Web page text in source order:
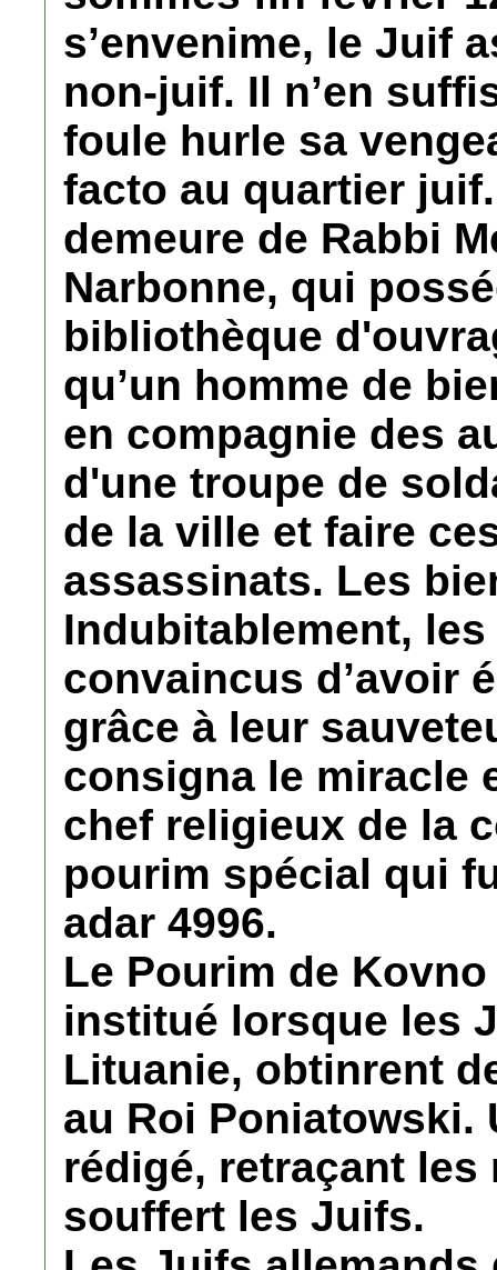
s’envenime, le Juif
non-juif. Il n’en
foule hurle sa
facto au quartier
demeure de Rabbi
Narbonne, qui
bibliothèque
qu’un homme de
en compagnie des
d'une troupe de
de la ville et faire
assassinats. Les
Indubitablement,
convaincus d’avoir
grâce à leur
consigna le miracle
chef religieux de la
pourim spécial qui
adar 4996.
Le Pourim de
institué lorsque les
Lituanie, obtinrent
au Roi
rédigé, retraçant
souffert les Juifs.